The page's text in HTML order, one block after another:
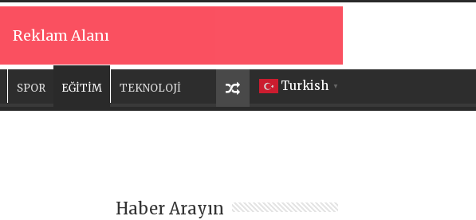
Reklam Alanı
Turkish ▼
SPOR EĞİTİM TEKNOLOJİ
Haber Arayın